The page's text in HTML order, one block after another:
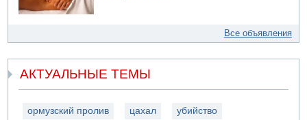
Все объявления
АКТУАЛЬНЫЕ ТЕМЫ
ормузский пролив цахал убийство